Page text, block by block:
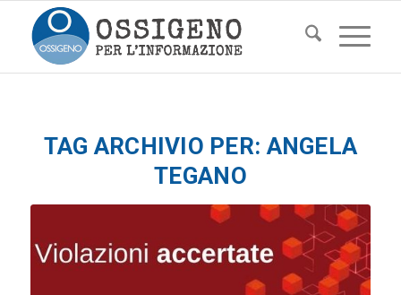
TAG ARCHIVIO PER:ANGELA
TEGANO